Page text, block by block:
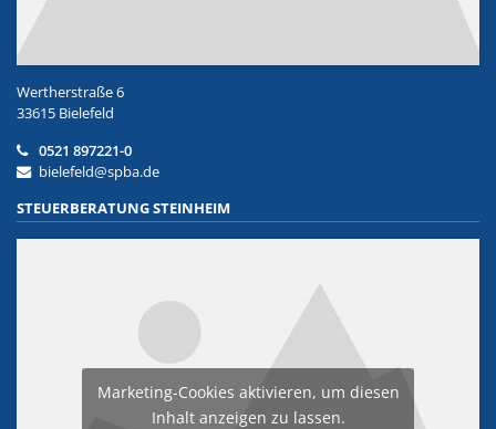
Wertherstraße 6
33615 Bielefeld
0521 897221-0
bielefeld@spba.de
STEUERBERATUNG STEINHEIM
Marketing-Cookies aktivieren, um diesen
Inhalt anzeigen zu lassen.